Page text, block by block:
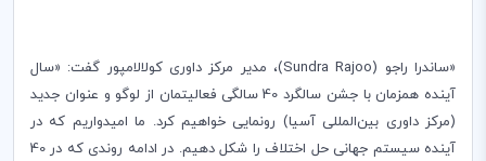
«ساندرا راجو (Sundra Rajoo)، مدیر مرکز داوری کولالامپور گفت‌: «سال
آینده همزمان با جشن سالگرد 40 سالگی فعالیتمان از لوگو و عنوان جدید
(مرکز داوری بین‌المللی آسیا) رونمایی خواهیم کرد. ما امیدواریم که در
آینده سیستم جهانی حل اختلاف را شکل دهیم. در ادامه روندی که در 40